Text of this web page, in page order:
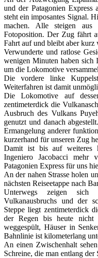
und der Patagonien Express
steht ein imposantes Signal.
machen. Alle steigen
Fotoposition. Der Zug fährt
Fahrt auf und bleibt aber
Verwunderte und ratlose
wenigen Minuten haben sich
um die Lokomotive
Die vordere linke
Weiterfahren ist damit
Die Lokomotive auf
zentimeterdick die
Ausbruch des Vulkans
genutzt und danach
Ermangelung anderer
kurzerhand für unseren Zug
Damit ist bis auf weiteres
Ingeniero Jacobacci mehr
Patagonien Express für uns
An der nahen Strasse holen
nächsten Reiseetappe nach
Unterwegs zeigen
Vulkanausbruchs und der
Steppe liegt zentimeterdick
der Regen bis heute nicht
weggespült, Häuser in
Bahnlinie ist kilometerlang
An einen Zwischenhalt
Schreine, die man entlang der